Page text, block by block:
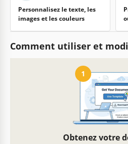
Personnalisez le texte, les
images et les couleurs
Comment utiliser et
1
Obtenez votre